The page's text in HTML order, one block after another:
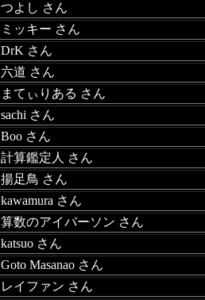
つよし さん
ミッキー さん
DrK さん
六道 さん
まてぃりある さん
sachi さん
Boo さん
計算鑑定人 さん
揚足鳥 さん
kawamura さん
算数のアイバーソン さん
katsuo さん
Goto Masanao さん
レイファン さん